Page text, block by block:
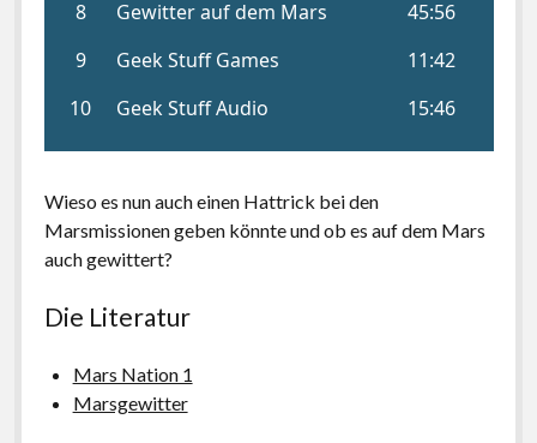
Wieso es nun auch einen Hattrick bei den
Marsmissionen geben könnte und ob es auf dem Mars
auch gewittert?
Die Literatur
Mars Nation 1
Marsgewitter